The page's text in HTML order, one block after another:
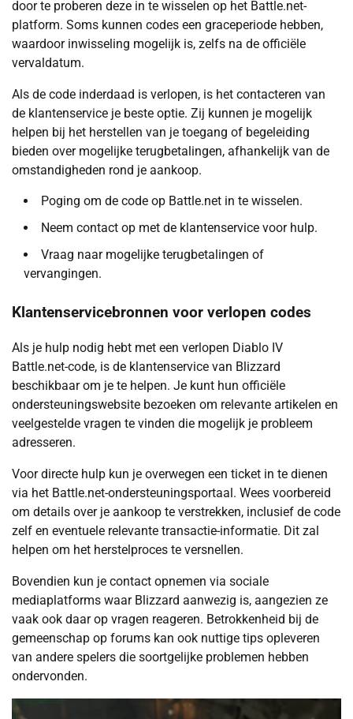
door te proberen deze in te wisselen op het Battle.net-
platform. Soms kunnen codes een graceperiode hebben,
waardoor inwisseling mogelijk is, zelfs na de officiële
vervaldatum.
Als de code inderdaad is verlopen, is het contacteren van
de klantenservice je beste optie. Zij kunnen je mogelijk
helpen bij het herstellen van je toegang of begeleiding
bieden over mogelijke terugbetalingen, afhankelijk van de
omstandigheden rond je aankoop.
Poging om de code op Battle.net in te wisselen.
Neem contact op met de klantenservice voor hulp.
Vraag naar mogelijke terugbetalingen of
vervangingen.
Klantenservicebronnen voor verlopen codes
Als je hulp nodig hebt met een verlopen Diablo IV
Battle.net-code, is de klantenservice van Blizzard
beschikbaar om je te helpen. Je kunt hun officiële
ondersteuningswebsite bezoeken om relevante artikelen en
veelgestelde vragen te vinden die mogelijk je probleem
adresseren.
Voor directe hulp kun je overwegen een ticket in te dienen
via het Battle.net-ondersteuningsportaal. Wees voorbereid
om details over je aankoop te verstrekken, inclusief de code
zelf en eventuele relevante transactie-informatie. Dit zal
helpen om het herstelproces te versnellen.
Bovendien kun je contact opnemen via sociale
mediaplatforms waar Blizzard aanwezig is, aangezien ze
vaak ook daar op vragen reageren. Betrokkenheid bij de
gemeenschap op forums kan ook nuttige tips opleveren
van andere spelers die soortgelijke problemen hebben
ondervonden.